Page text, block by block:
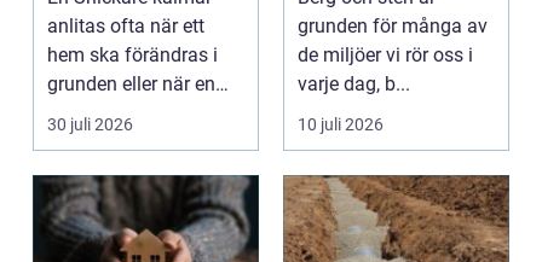
anlitas ofta när ett
hem ska förändras i
grunden eller när en
detalj äntligen sk...
30 juli 2026
grunden för många av
de miljöer vi rör oss i
varje dag, b...
10 juli 2026